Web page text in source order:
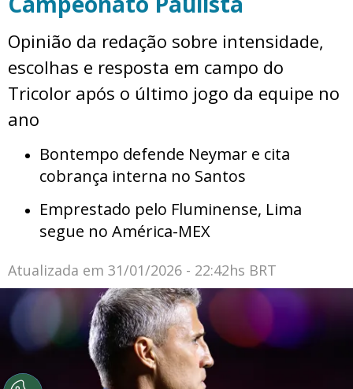
Opinião da redação sobre intensidade,
escolhas e resposta em campo do
Tricolor após o último jogo da equipe no
ano
Bontempo defende Neymar e cita
cobrança interna no Santos
Emprestado pelo Fluminense, Lima
segue no América-MEX
Atualizada em 31/01/2026 - 22:42hs BRT